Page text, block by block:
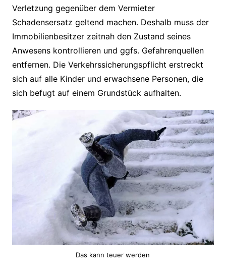
Verletzung gegenüber dem Vermieter
Schadensersatz geltend machen. Deshalb muss der
Immobilienbesitzer zeitnah den Zustand seines
Anwesens kontrollieren und ggfs. Gefahrenquellen
entfernen. Die Verkehrssicherungspflicht erstreckt
sich auf alle Kinder und erwachsene Personen, die
sich befugt auf einem Grundstück aufhalten.
Das kann teuer werden